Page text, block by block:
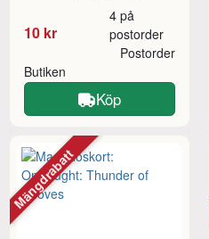
10 kr
4 på
postorder
Butiken
Postorder
Köp
Mängdrabatt